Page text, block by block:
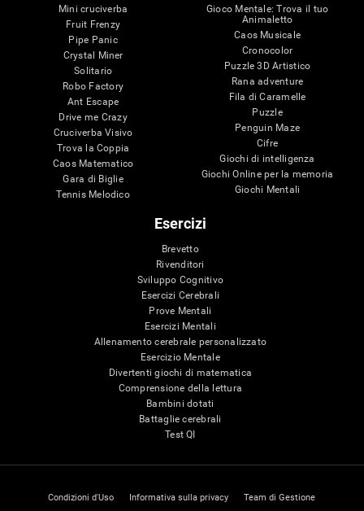
Mini cruciverba
Fruit Frenzy
Pipe Panic
Crystal Miner
Solitario
Robo Factory
Ant Escape
Drive me Crazy
Cruciverba Visivo
Trova la Coppia
Caos Matematico
Gara di Biglie
Tennis Melodico
Gioco Mentale: Trova il tuo
Animaletto
Caos Musicale
Cronocolor
Puzzle 3D Artistico
Rana adventure
Fila di Caramelle
Puzzle
Penguin Maze
Cifre
Giochi di intelligenza
Giochi Online per la memoria
Giochi Mentali
Esercizi
Brevetto
Rivenditori
Sviluppo Cognitivo
Esercizi Cerebrali
Prove Mentali
Esercizi Mentali
Allenamento cerebrale personalizzato
Esercizio Mentale
Divertenti giochi di matematica
Comprensione della lettura
Bambini dotati
Battaglie cerebrali
Test QI
Condizioni d'Uso Informativa sulla privacy Team di Gestione